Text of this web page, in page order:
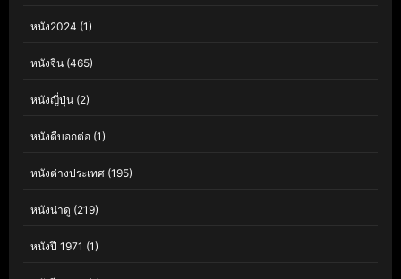
หนัง2024 (1)
หนังจีน (465)
หนังญี่ปุ่น (2)
หนังดีบอกต่อ (1)
หนังต่างประเทศ (195)
หนังน่าดู (219)
หนังปี 1971 (1)